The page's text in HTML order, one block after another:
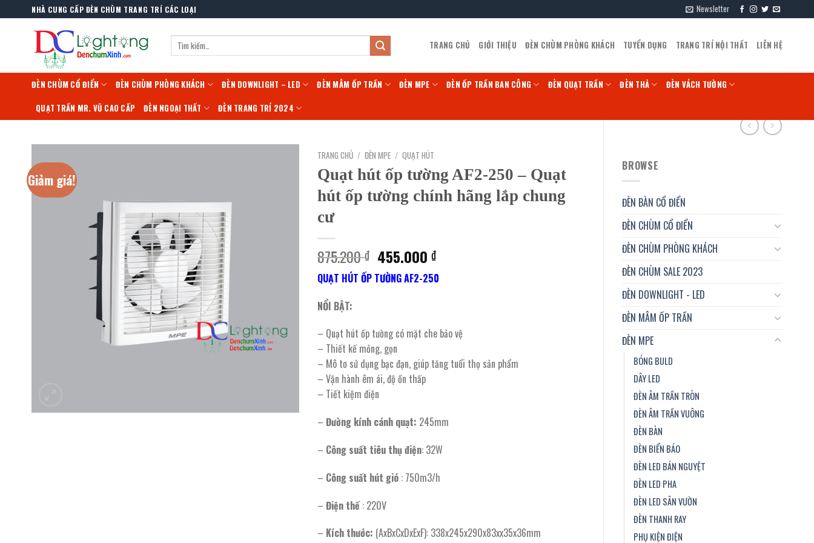
to
NHÀ CUNG CẤP ĐÈN CHÙM TRANG TRÍ CÁC LOẠI Newsletter
Tìm
kiếm:
TRANG CHỦ GIỚI THIỆU ĐÈN CHÙM PHÒNG KHÁCH TUYỂN DỤNG TRANG TRÍ NỘI THẤT LIÊN HỆ
ĐÈN CHÙM CỔ ĐIỂN ĐÈN CHÙM PHÒNG KHÁCH ĐÈN DOWNLIGHT – LED ĐÈN MÂM ỐP TRẦN ĐÈN MPE ĐÈN ỐP TRẦN BAN CÔNG ĐÈN QUẠT TRẦN ĐÈN THẢ ĐÈN VÁCH TƯỜNG
QUẠT TRẦN MR. VŨ CAO CẤP ĐÈN NGOẠI THẤT ĐÈN TRANG TRÍ 2024
BROWSE
ĐÈN BÀN CỔ ĐIỂN
ĐÈN CHÙM CỔ ĐIỂN
ĐÈN CHÙM PHÒNG KHÁCH
ĐÈN CHÙM SALE 2023
ĐÈN DOWNLIGHT - LED
ĐÈN MÂM ỐP TRẦN
ĐÈN MPE
BÓNG BULD
DÂY LED
ĐÈN ÂM TRẦN TRÒN
ĐÈN ÂM TRẦN VUÔNG
ĐÈN BÀN
ĐÈN BIỂN BÁO
ĐÈN LED BÁN NGUYỆT
ĐÈN LED PHA
ĐÈN LED SÂN VƯỜN
ĐÈN THANH RAY
PHỤ KIỆN ĐIỆN
Giảm giá!
TRANG CHỦ / ĐÈN MPE / QUẠT HÚT
Quạt hút ốp tường AF2-250 – Quạt
hút ốp tường chính hãng lắp chung
cư
875.200₫ Giá
gốc
là:
455.000₫Giá
hiện
tại
QUẠT HÚT ỐP TƯỜNG AF2-250
NỔI BẬT:
– Quạt hút ốp tường có mặt che bảo vệ
– Thiết kế mỏng, gọn
– Mô tơ sử dụng bạc đạn, giúp tăng tuổi thọ sản phẩm
– Vận hành êm ái, độ ồn thấp
– Tiết kiệm điện
– Đường kính cánh quạt: 245mm
– Công suất tiêu thụ điện: 32W
– Công suất hút gió : 750m3/h
– Điện thế: 220V
– Kích thước: (AxBxCxDxExF): 338x245x290x83xx35x36mm